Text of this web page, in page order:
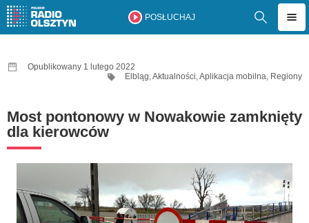
POSŁUCHAJ
Opublikowany 1 lutego 2022
Elbląg,Aktualności,Aplikacja mobilna, Regiony
Most pontonowy w Nowakowie zamknięty
dla kierowców